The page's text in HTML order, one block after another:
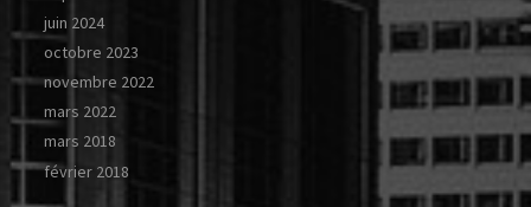
juin 2024
octobre 2023
novembre 2022
mars 2022
mars 2018
février 2018